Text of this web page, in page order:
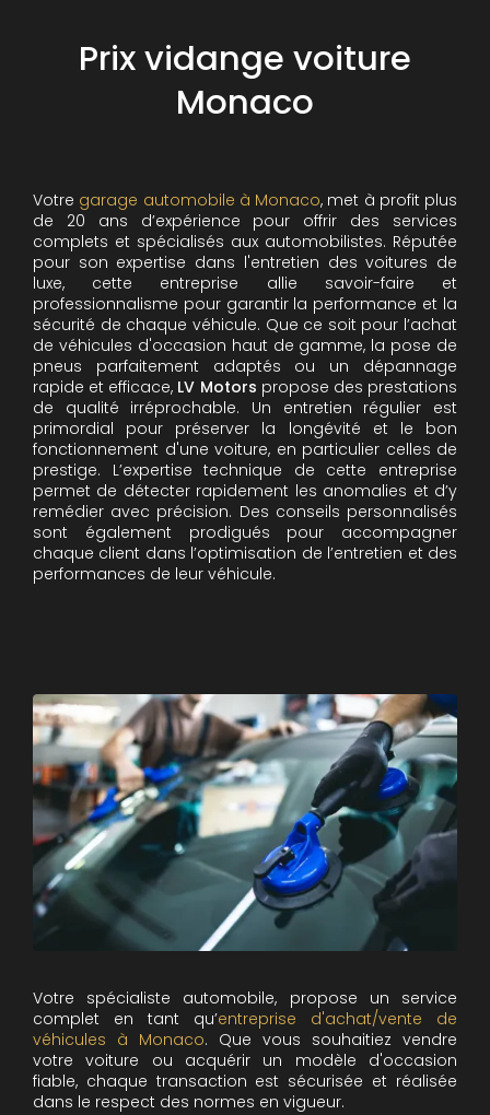
Prix vidange voiture
Monaco
Votre garage automobile à Monaco, met à profit plus
de 20 ans d’expérience pour offrir des services
complets et spécialisés aux automobilistes. Réputée
pour son expertise dans l'entretien des voitures de
luxe, cette entreprise allie savoir-faire et
professionnalisme pour garantir la performance et la
sécurité de chaque véhicule. Que ce soit pour l’achat
de véhicules d'occasion haut de gamme, la pose de
pneus parfaitement adaptés ou un dépannage
rapide et efficace, LV Motors propose des prestations
de qualité irréprochable. Un entretien régulier est
primordial pour préserver la longévité et le bon
fonctionnement d'une voiture, en particulier celles de
prestige. L’expertise technique de cette entreprise
permet de détecter rapidement les anomalies et d’y
remédier avec précision. Des conseils personnalisés
sont également prodigués pour accompagner
chaque client dans l’optimisation de l’entretien et des
performances de leur véhicule.
Votre spécialiste automobile, propose un service
complet en tant qu’entreprise d'achat/vente de
véhicules à Monaco. Que vous souhaitiez vendre
votre voiture ou acquérir un modèle d'occasion
fiable, chaque transaction est sécurisée et réalisée
dans le respect des normes en vigueur.